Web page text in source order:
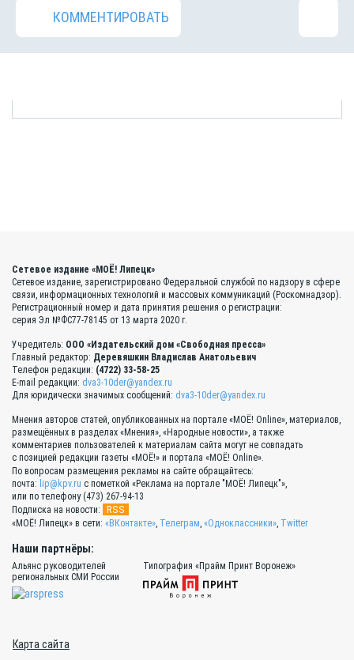
КОММЕНТИРОВАТЬ
Сетевое издание «МОЁ! Липецк»
Сетевое издание, зарегистрировано Федеральной службой по надзору в сфере
связи, информационных технологий и массовых коммуникаций (Роскомнадзор).
Регистрационный номер и дата принятия решения о регистрации:
серия Эл №ФС77-78145 от 13 марта 2020 г.
Учредитель: ООО «Издательский дом «Свободная пресса»
Главный редактор: Деревяшкин Владислав Анатольевич
Телефон редакции: (4722) 33-58-25
E-mail редакции: dva3-10der@yandex.ru
Для юридически значимых сообщений: dva3-10der@yandex.ru
Мнения авторов статей, опубликованных на портале «МОЁ! Online», материалов,
размещённых в разделах «Мнения», «Народные новости», а также
комментариев пользователей к материалам сайта могут не совпадать
с позицией редакции газеты «МОЁ!» и портала «МОЁ! Online».
По вопросам размещения рекламы на сайте обращайтесь:
почта: lip@kpv.ru с пометкой «Реклама на портале "МОЁ! Липецк"»,
или по телефону (473) 267-94-13
Подписка на новости:
RSS
«МОЁ! Липецк» в сети: «ВКонтакте», Телеграм, «Одноклассники», Twitter
Наши партнёры:
Альянс руководителей
региональных СМИ России
Типография «Прайм Принт Воронеж»
Карта сайта